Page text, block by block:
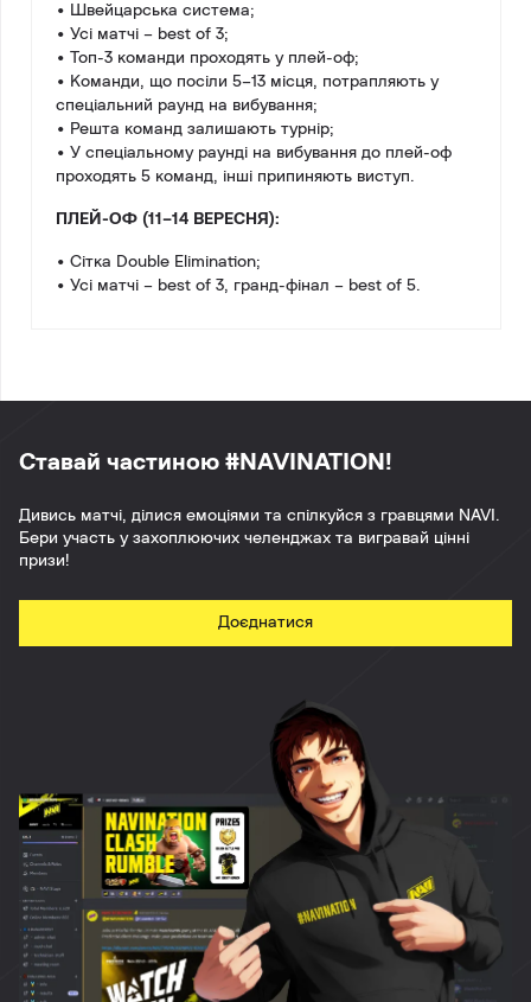
• Швейцарська система;
• Усі матчі – best of 3;
• Топ-3 команди проходять у плей-оф;
• Команди, що посіли 5–13 місця, потрапляють у
спеціальний раунд на вибування;
• Решта команд залишають турнір;
• У спеціальному раунді на вибування до плей-оф
проходять 5 команд, інші припиняють виступ.
ПЛЕЙ-ОФ (11–14 ВЕРЕСНЯ):
• Сітка Double Elimination;
• Усі матчі – best of 3, гранд-фінал – best of 5.
Ставай частиною #NAVINATION!
Дивись матчі, ділися емоціями та спілкуйся з гравцями NAVI.
Бери участь у захоплюючих челенджах та вигравай цінні
призи!
Доєднатися